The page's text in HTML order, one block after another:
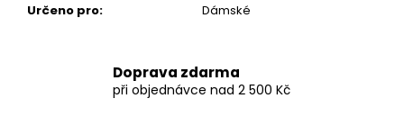
Určeno pro: Dámské
Doprava zdarma
při objednávce nad 2 500 Kč